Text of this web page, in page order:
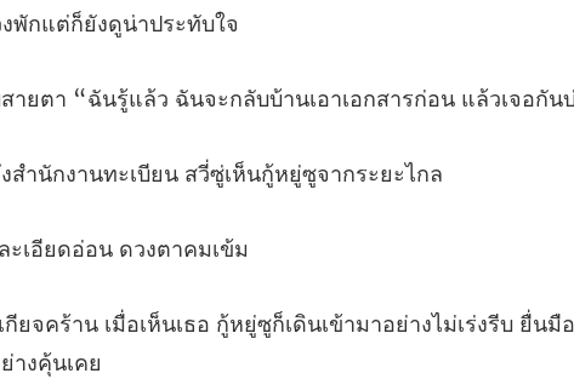
พักแต่ก็ยั
้แล้ว ฉันจะกลับบ้านเอาเอก
กงานทะเบียน สวี่ซู่เห
ะเอียดอ่อ
กู้หยู่ซูก็เดินเข้ามาอย่างไม่เร่งรีบ